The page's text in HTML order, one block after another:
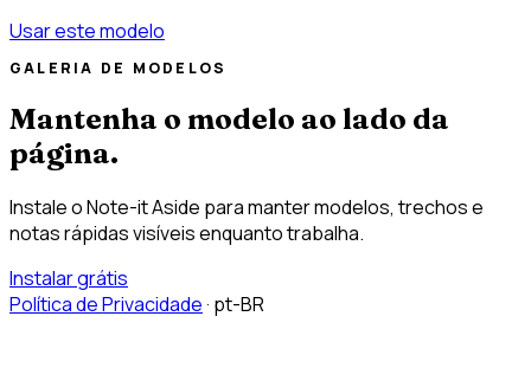
Usar este modelo
GALERIA DE MODELOS
Mantenha o modelo ao lado da
página.
Instale o Note-it Aside para manter modelos, trechos e
notas rápidas visíveis enquanto trabalha.
Instalar grátis
Política de Privacidade· pt-BR